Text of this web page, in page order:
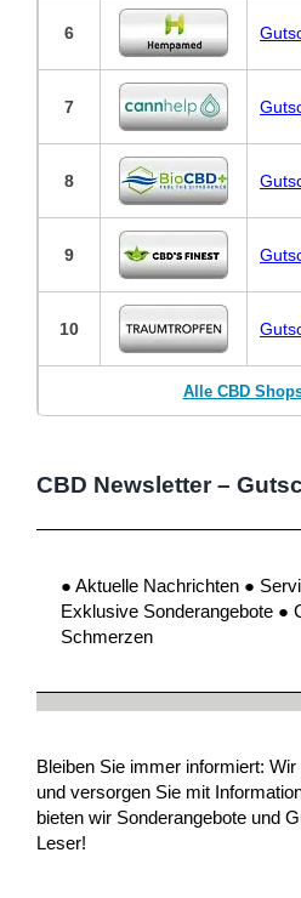
6
7
8
9
10
Alle CBD
CBD Newsletter –
● Aktuelle Nachrichten ●
Exklusive Sonderangebote ●
Schmerzen
Bleiben Sie immer informiert:
und versorgen Sie mit
bieten wir Sonderangebote und
Leser!